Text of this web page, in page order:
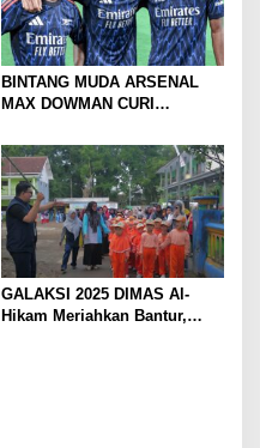
BINTANG MUDA ARSENAL
MAX DOWMAN CURI
PRAMUSIM ASIA
GALAKSI 2025 DIMAS Al-
Hikam Meriahkan Bantur,